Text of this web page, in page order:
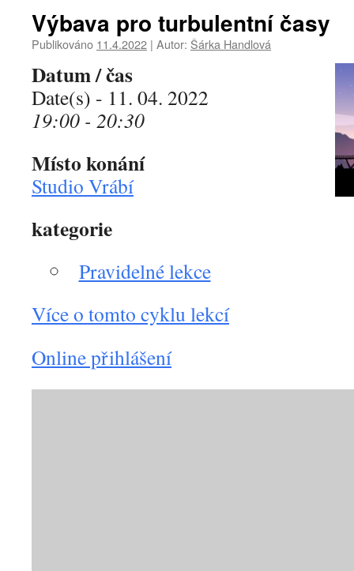
Výbava pro turbulentní časy
Publikováno 11.4.2022 | Autor: Šárka Handlová
Datum / čas
Date(s) - 11. 04. 2022
19:00 - 20:30
Místo konání
Studio Vrábí
kategorie
Pravidelné lekce
Více o tomto cyklu lekcí
Online přihlášení